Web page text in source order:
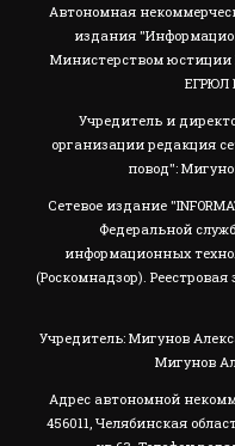
Автономная
издания
Министерством юстиции
ЕГРЮЛ
Учредитель и
организации редакция
повод":
Сетевое издание
Федеральной
информационных
(Роскомнадзор).
Учредитель: Мигунов
Мигунов
Адрес автономной
456011, Челябинская